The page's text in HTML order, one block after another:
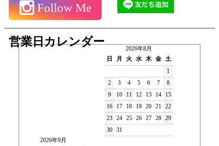
Follow Me
営業日カレンダー
2026年8月
日
月 火 水 木 金 土
1
2
3 4 5 6 7
8
9
10 11 12 13 14
15
16
17 18 19 20 21 22
23 24 25 26 27 28 29
30 31
2026年9月